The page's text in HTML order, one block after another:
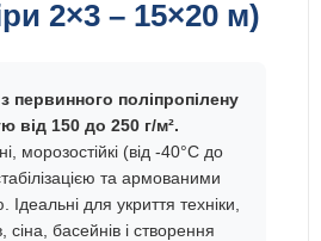
2×3 – 15×20 м)
первинного поліпропілену
від 150 до 250 г/м².
морозостійкі (від -40°C до
та армованими
для укриття техніки,
сіна, басейнів і створення